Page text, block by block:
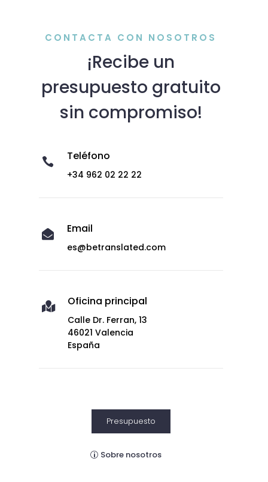
CONTACTA CON NOSOTROS
¡Recibe un
presupuesto gratuito
sin compromiso!
 Teléfono
+34 962 02 22 22
 Email
es@betranslated.com
 Oficina principal
Calle Dr. Ferran, 13
46021 Valencia
España
Presupuesto
Sobre nosotros